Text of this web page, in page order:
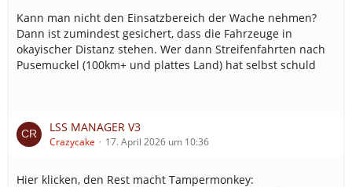
Kann man nicht den Einsatzbereich der Wache nehmen?
Dann ist zumindest gesichert, dass die Fahrzeuge in
okayischer Distanz stehen. Wer dann Streifenfahrten nach
Pusemuckel (100km+ und plattes Land) hat selbst schuld
LSS MANAGER V3
Crazycake 17. April 2026 um 10:36
Hier klicken, den Rest macht Tampermonkey: